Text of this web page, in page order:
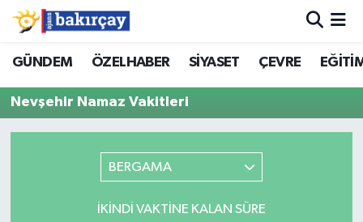
GÜNDEM ÖZELHABER SİYASET ÇEVRE
Nevşehir Namaz Vakitleri
BERGAMA
İKINDI VAKTINE KALAN SÜRE
İzmir Nöbetçi Eczaneler
İzmir Hava Durumu
İzmir Trafik Yoğunluk Haritası